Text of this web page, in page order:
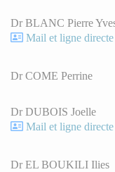
Dr BLANC Pierre
Mail et ligne
Dr COME Perrine
Dr DUBOIS Joelle
Mail et ligne
Dr EL BOUKILI Ilies